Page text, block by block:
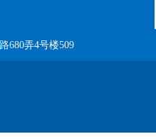
680弄4号楼509